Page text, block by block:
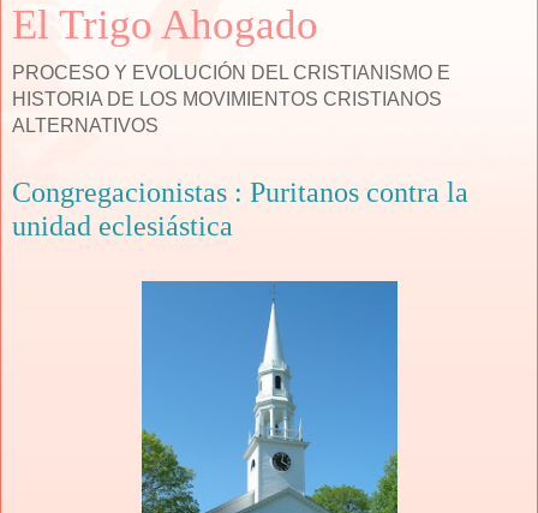
El Trigo Ahogado
PROCESO Y EVOLUCIÓN DEL CRISTIANISMO E
HISTORIA DE LOS MOVIMIENTOS CRISTIANOS
ALTERNATIVOS
Congregacionistas : Puritanos contra la
unidad eclesiástica